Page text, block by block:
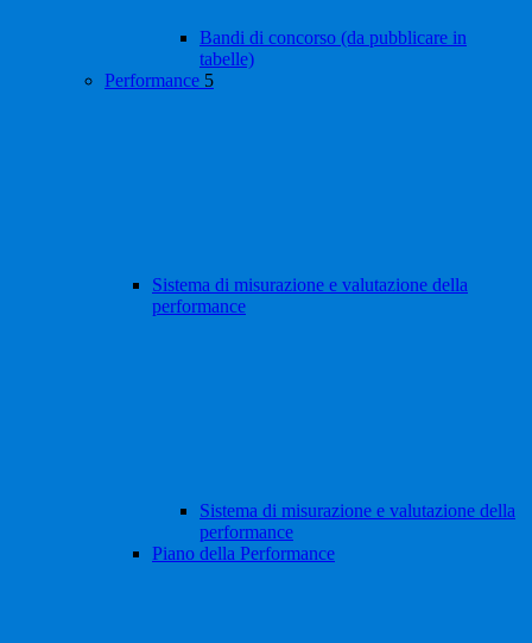
Bandi di concorso (da pubblicare in
tabelle)
Performance 5
Sistema di misurazione e valutazione della
performance
Sistema di misurazione e valutazione della
performance
Piano della Performance